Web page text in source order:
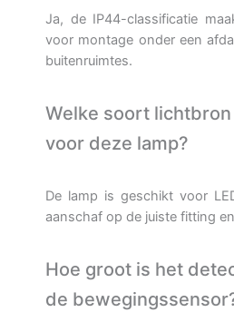
Ja, de IP44-classificatie
voor montage onder een
buitenruimtes.
Welke soort
voor deze lamp?
De lamp is geschikt voor
aanschaf op de juiste fitting
Hoe groot is het
de